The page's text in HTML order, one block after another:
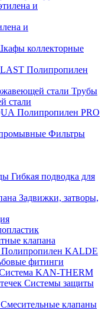
и
коллекторные
Полипропилен
Трубы
стали
Полипропилен PRO
Фильтры
Гибкая подводка для
Задвижки, затворы,
клапана
Полипропилен KALDE
фитинги
KAN-THERM
Системы защиты
Смесительные клапаны